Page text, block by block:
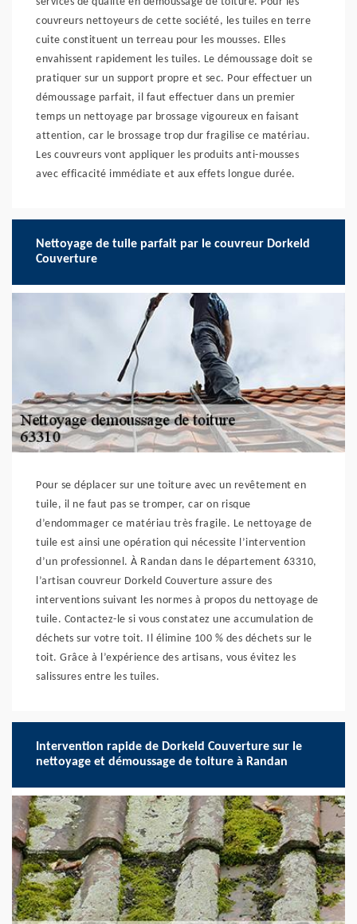
couvreurs nettoyeurs de cette société, les tuiles en terre
cuite constituent un terreau pour les mousses. Elles
envahissent rapidement les tuiles. Le démoussage doit se
pratiquer sur un support propre et sec. Pour effectuer un
démoussage parfait, il faut effectuer dans un premier
temps un nettoyage par brossage vigoureux en faisant
attention, car le brossage trop dur fragilise ce matériau.
Les couvreurs vont appliquer les produits anti-mousses
avec efficacité immédiate et aux effets longue durée.
Nettoyage de tuile parfait par le couvreur Dorkeld
Couverture
Pour se déplacer sur une toiture avec un revêtement en
tuile, il ne faut pas se tromper, car on risque
d’endommager ce matériau très fragile. Le nettoyage de
tuile est ainsi une opération qui nécessite l’intervention
d’un professionnel. À Randan dans le département 63310,
l’artisan couvreur Dorkeld Couverture assure des
interventions suivant les normes à propos du nettoyage de
tuile. Contactez-le si vous constatez une accumulation de
déchets sur votre toit. Il élimine 100 % des déchets sur le
toit. Grâce à l’expérience des artisans, vous évitez les
salissures entre les tuiles.
Intervention rapide de Dorkeld Couverture sur le
nettoyage et démoussage de toiture à Randan